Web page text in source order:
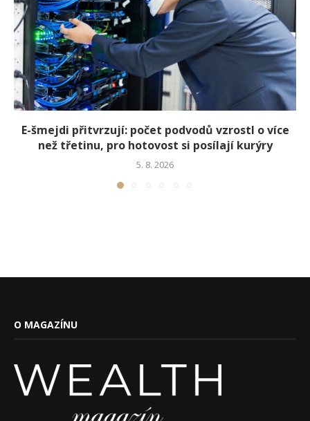
E-šmejdi přitvrzují: počet podvodů vzrostl o více
než třetinu, pro hotovost si posílají kurýry
5. 8. 2026
O MAGAZÍNU